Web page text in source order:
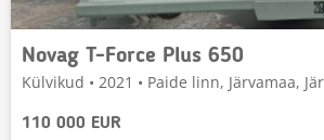
Novag T-Force Plus 650
Külvikud • 2021 • Paide linn, Järvamaa,
110 000 EUR